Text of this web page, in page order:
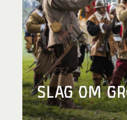
Slag om